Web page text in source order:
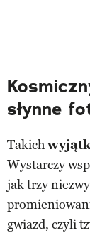
słynne
Takich
Wystarczy
jak trzy
gwiazd, czyli